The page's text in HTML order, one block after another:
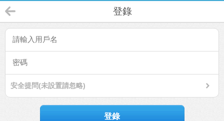
登錄
安全提問(未設置請忽略)
登錄